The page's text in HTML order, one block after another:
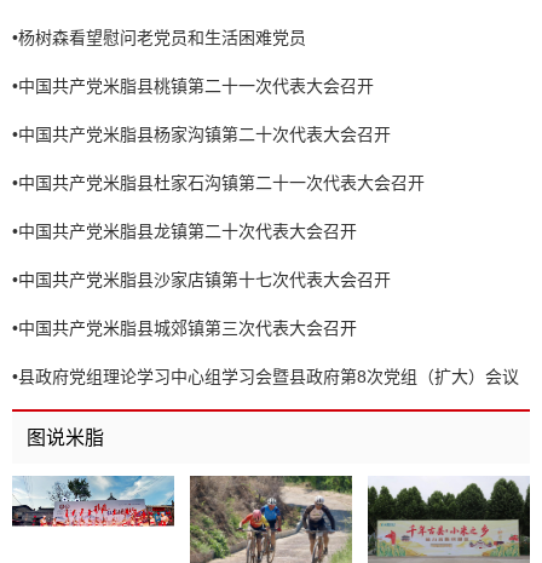
•杨树森看望慰问老党员和生活困难党员
•中国共产党米脂县桃镇第二十一次代表大会召开
•中国共产党米脂县杨家沟镇第二十次代表大会召开
•中国共产党米脂县杜家石沟镇第二十一次代表大会召开
•中国共产党米脂县龙镇第二十次代表大会召开
•中国共产党米脂县沙家店镇第十七次代表大会召开
•中国共产党米脂县城郊镇第三次代表大会召开
•县政府党组理论学习中心组学习会暨县政府第8次党组（扩大）会议
召开
图说米脂